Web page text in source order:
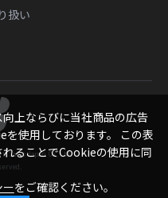
扱い
Sales Japan Co., Ltd.
上ならびに当社商品の広告
使用しております。 この表
ることでCookieの使用に同
をご確認ください。